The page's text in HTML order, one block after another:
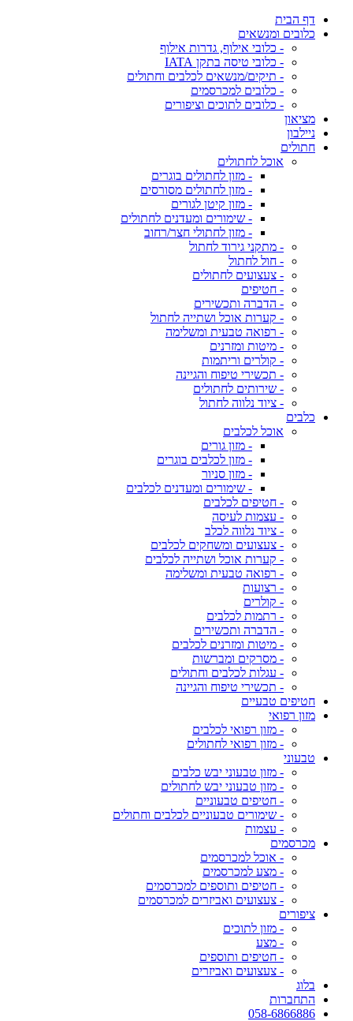
דף הבית
כלובים ומנשאים
- כלובי אילוף, גדרות אילוף
- כלובי טיסה בתקן IATA
- תיקים/מנשאים לכלבים וחתולים
- כלובים למכרסמים
- כלובים לתוכים וציפורים
מציאון
ניילבון
חתולים
אוכל לחתולים
- מזון לחתולים בוגרים
- מזון לחתולים מסורסים
- מזון קיטן לגורים
- שימורים ומעדנים לחתולים
- מזון לחתולי חצר/רחוב
- מתקני גירוד לחתול
- חול לחתול
- צעצועים לחתולים
- חטיפים
- הדברה ותכשירים
- קערות אוכל ושתייה לחתול
- רפואה טבעית ומשלימה
- מיטות ומזרנים
- קולרים וריתמות
- תכשירי טיפוח והגיינה
- שירותים לחתולים
- ציוד נלווה לחתול
כלבים
אוכל לכלבים
- מזון גורים
- מזון לכלבים בוגרים
- מזון סניור
- שימורים ומעדנים לכלבים
- חטיפים לכלבים
- עצמות לעיסה
- ציוד נלווה לכלב
- צעצועים ומשחקים לכלבים
- קערות אוכל ושתייה לכלבים
- רפואה טבעית ומשלימה
- רצועות
- קולרים
- רתמות לכלבים
- הדברה ותכשירים
- מיטות ומזרנים לכלבים
- מסרקים ומברשות
- עגלות לכלבים וחתולים
- תכשירי טיפוח והגיינה
חטיפים טבעיים
מזון רפואי
- מזון רפואי לכלבים
- מזון רפואי לחתולים
טבעוני
- מזון טבעוני יבש כלבים
- מזון טבעוני יבש לחתולים
- חטיפים טבעוניים
- שימורים טבעוניים לכלבים וחתולים
- עצמות
מכרסמים
- אוכל למכרסמים
- מצע למכרסמים
- חטיפים ותוספים למכרסמים
- צעצועים ואביזרים למכרסמים
ציפורים
- מזון לתוכים
- מצע
- חטיפים ותוספים
- צעצועים ואביזרים
בלוג
התחברות
058-6866886